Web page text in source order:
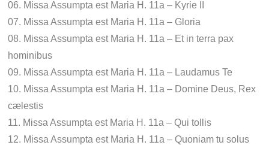
06. Missa Assumpta est Maria H. 11a – Kyrie II
07. Missa Assumpta est Maria H. 11a – Gloria
08. Missa Assumpta est Maria H. 11a – Et in terra pax
hominibus
09. Missa Assumpta est Maria H. 11a – Laudamus Te
10. Missa Assumpta est Maria H. 11a – Domine Deus, Rex
cælestis
11. Missa Assumpta est Maria H. 11a – Qui tollis
12. Missa Assumpta est Maria H. 11a – Quoniam tu solus